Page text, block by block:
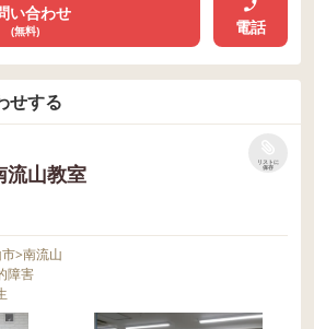
い合わせ
(無料) 電話
せする
山教室
リストに
保存
>南流山
障害